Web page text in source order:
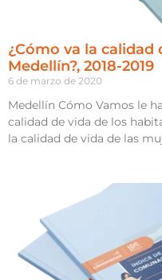
¿Cómo va la calidad
Medellín?, 2018-2019
6 de marzo de 2020
Medellín Cómo Vamos le
calidad de vida de los
la calidad de vida de las